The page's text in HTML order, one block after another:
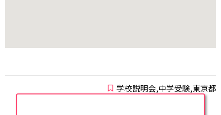
学校説明会,中学受験,東京都